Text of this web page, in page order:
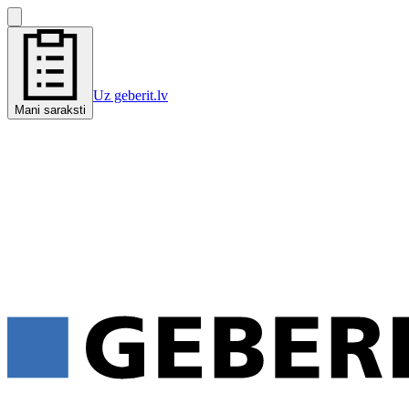
Mani saraksti
Uz geberit.lv